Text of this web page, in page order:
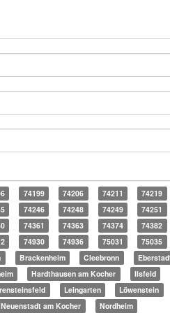
74199 74206 74211
74219
74246 74248 74249
74251
74361 74363 74374
74382
74930 74936 75031
75035
Brackenheim Cleebronn
Hardthausen am Kocher
Ilsfeld
Leingarten
Löwenstein
Neuenstadt am Kocher Nordheim